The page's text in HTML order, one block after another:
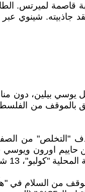
لميرتس.
جاذبيته. شينوي
دخل يوسي بيلين،
بالموقف من
من الصفة
اورون ويوسي
13 شباط 2004)